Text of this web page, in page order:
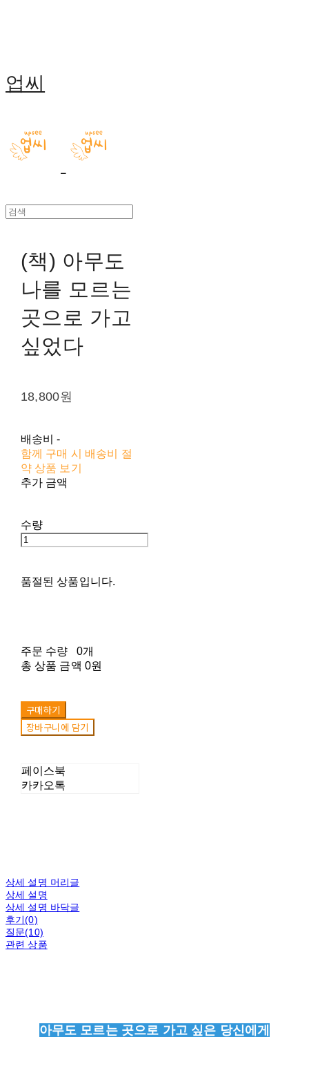
업씨
(책) 아무도
나를 모르는
곳으로 가고
싶었다
18,800원
배송비-
함께 구매 시 배송비 절
약 상품 보기
추가 금액
수량
품절된 상품입니다.
주문 수량
0개
총 상품 금액 0원
구매하기
장바구니에 담기
페이스북
카카오톡
상세 설명 머리글
상세 설명
상세 설명 바닥글
후기(0)
질문(10)
관련 상품
아무도 모르는 곳으로 가고 싶은 당신에게